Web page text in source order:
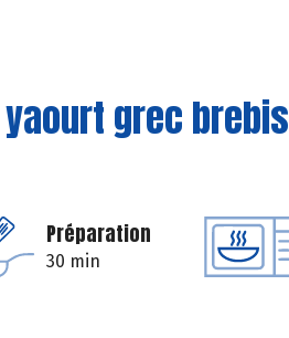
grec brebis
Préparation
30 min